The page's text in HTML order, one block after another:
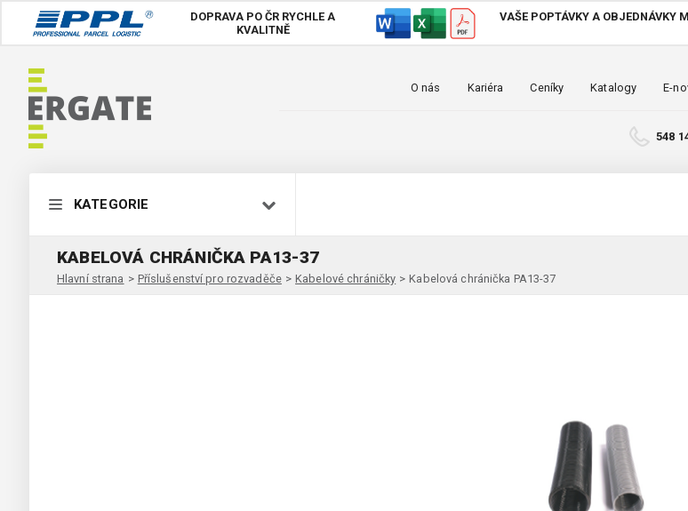
DOPRAVA PO ČR RYCHLE A
KVALITNĚ
VAŠE POPTÁVKY A OBJEDNÁVKY
O nás Kariéra Ceníky Katalogy E-
548
KATEGORIE
KABELOVÁ CHRÁNIČKA PA13-37
Hlavní strana > Příslušenství pro rozvaděče > Kabelové chráničky > Kabelová chránička PA13-37